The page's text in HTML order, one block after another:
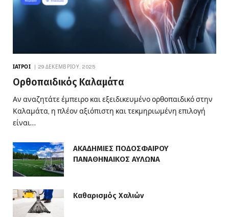
ΙΑΤΡΟΊ 29 ΔΕΚΕΜΒΡΊΟΥ, 2025
Ορθοπαιδικός Καλαμάτα
Αν αναζητάτε έμπειρο και εξειδικευμένο ορθοπαιδικό στην
Καλαμάτα, η πλέον αξιόπιστη και τεκμηριωμένη επιλογή
είναι…
ΑΚΑΔΗΜΙΕΣ ΠΟΔΟΣΦΑΙΡΟΥ
ΠΑΝΑΘΗΝΑΙΚΟΣ ΑΥΛΩΝΑ
Καθαρισμός Χαλιών